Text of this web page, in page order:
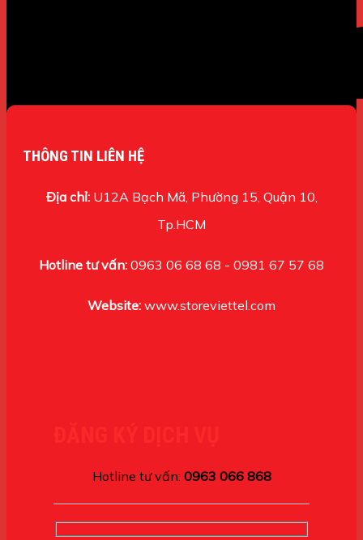
THÔNG TIN LIÊN HỆ
Địa chỉ:U12A Bạch Mã, Phường 15, Quận 10,
Tp.HCM
Hotline tư vấn: 0963 06 68 68 - 0981 67 57 68
Website: www.storeviettel.com
Hotline tư vấn: 0963 066 868